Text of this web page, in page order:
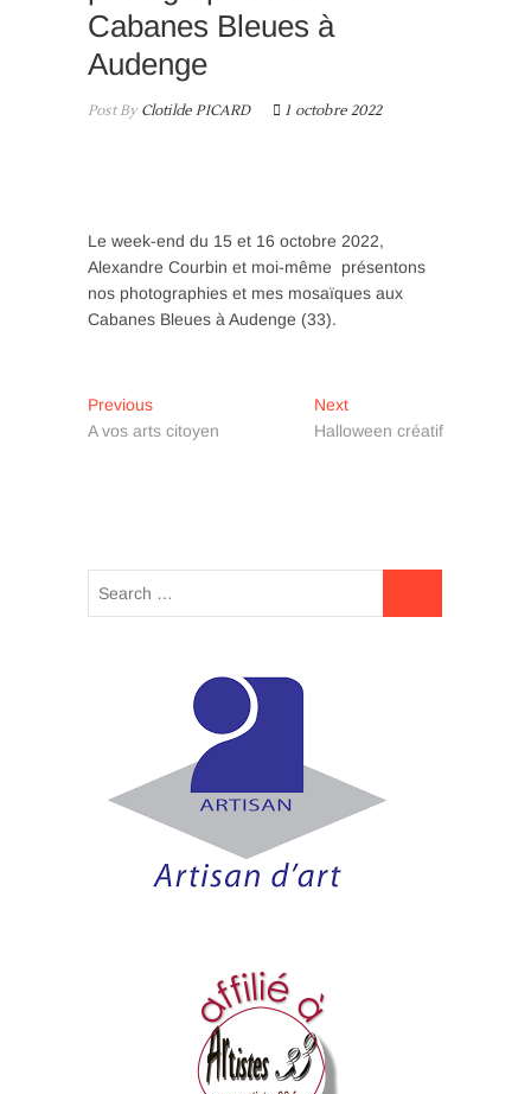
Cabanes Bleues à
Audenge
Post ByClotilde PICARD 1 octobre 2022
Le week-end du 15 et 16 octobre 2022,
Alexandre Courbin et moi-même présentons
nos photographies et mes mosaïques aux
Cabanes Bleues à Audenge (33).
Navigation
de
PreviousPrevious
post:
A vos arts citoyen
NextNext
post:
Halloween créatif